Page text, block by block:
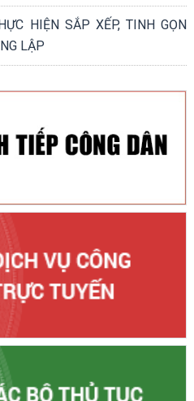
HIỆN SẮP XẾP, TINH GỌN
LẬP